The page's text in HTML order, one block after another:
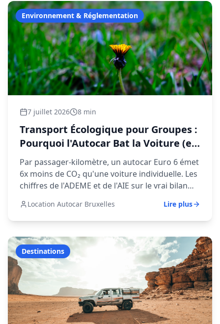
Environnement & Réglementation
7 juillet 2026 8 min
Transport Écologique pour Groupes :
Pourquoi l'Autocar Bat la Voiture (et
Parfois le Train)
Par passager-kilomètre, un autocar Euro 6 émet
6x moins de CO₂ qu'une voiture individuelle. Les
chiffres de l'ADEME et de l'AIE sur le vrai bilan
Location Autocar Bruxelles Lire plus
Destinations